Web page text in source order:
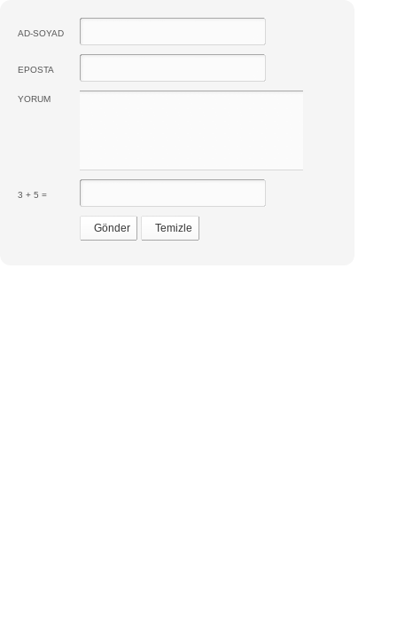
AD-SOYAD
EPOSTA
YORUM
3 + 5 =
Gönder Temizle